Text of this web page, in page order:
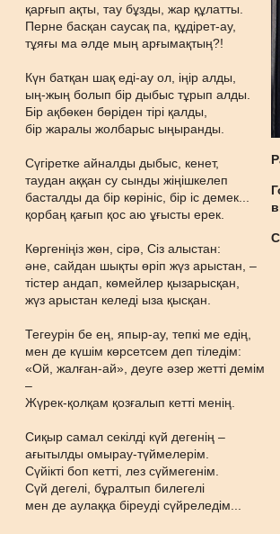
қарғып ақты, тау бұзды, жар құлатты.
Перне басқан саусақ па, құдірет-ау,
тұяғы ма әлде мың арғымақтың?!
Күн батқан шақ еді-ау ол, іңір алды,
ың-жың болып бір дыбыс тұрып алды.
Бір ақбөкен бөріден тірі қалды,
бір жаралы жолбарыс ыңыранды.
Сүгіретке айналды дыбыс, кенет,
таудан аққан су сынды жіңішкелеп
басталды да бір көрініс, бір іс демек...
қорбаң қағып қос аю ұғысты ерек.
Көргеніңіз жөн, сірә, Сіз алыстан:
әне, сайдан шықты өріп жүз арыстан, –
тістер андап, көмейлер қызарысқан,
жүз арыстан келеді ыза қысқан.
Тегеурін бе ең, япыр-ау, тепкі ме едің,
мен де күшім көрсетсем деп тіледім:
«Ой, жалған-ай», деуге әзер жетті демім
–
Жүрек-қолқам қозғалып кетті менің.
Сиқыр самал секілді күй дегенің –
ағытылды омырау-түймелерім.
Сүйікті боп кетті, лез сүймегенім.
Сүй дегелі, бұралтып билегелі
мен де аулаққа біреуді сүйреледім...